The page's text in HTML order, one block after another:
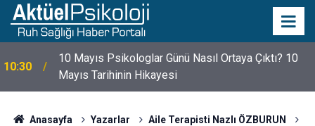
10:30
10 Mayıs Psikologlar Günü Nasıl Ortaya Çıktı? 10
Mayıs Tarihinin Hikayesi
Anasayfa Yazarlar
Aile Terapisti Nazlı ÖZBURUN